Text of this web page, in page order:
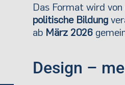
Das Format wird
politische Bildung
ab März 2026
Design –